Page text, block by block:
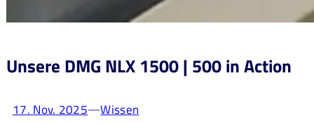
Unsere DMG NLX 1500 | 500 in Action
17. Nov. 2025—Wissen